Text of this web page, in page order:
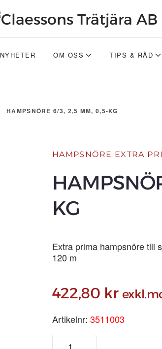
NYHETER OM OSS TIPS & RÅD
HAMPSNÖRE 6/3, 2,5 MM, 0,5-KG
HAMPSNÖRE EXTRA
KG
Extra prima hampsnöre till
120 m
422,80 kr
Artikelnr: 3511003
HAMPSNÖRE